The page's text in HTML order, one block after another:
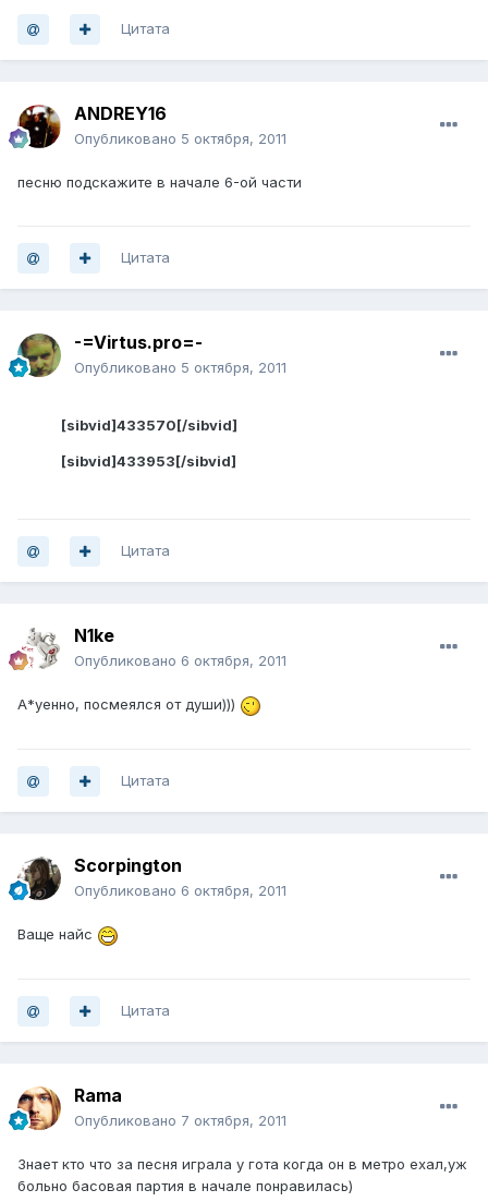
Цитата
ANDREY16
Опубликовано 5 октября, 2011
песню подскажите в начале 6-ой части
Цитата
-=Virtus.pro=-
Опубликовано 5 октября, 2011
[sibvid]433570[/sibvid]
[sibvid]433953[/sibvid]
Цитата
N1ke
Опубликовано 6 октября, 2011
А*уенно, посмеялся от души)))
Цитата
Scorpington
Опубликовано 6 октября, 2011
Ваще найс
Цитата
Rama
Опубликовано 7 октября, 2011
Знает кто что за песня играла у гота когда он в метро ехал,уж
больно басовая партия в начале понравилась)